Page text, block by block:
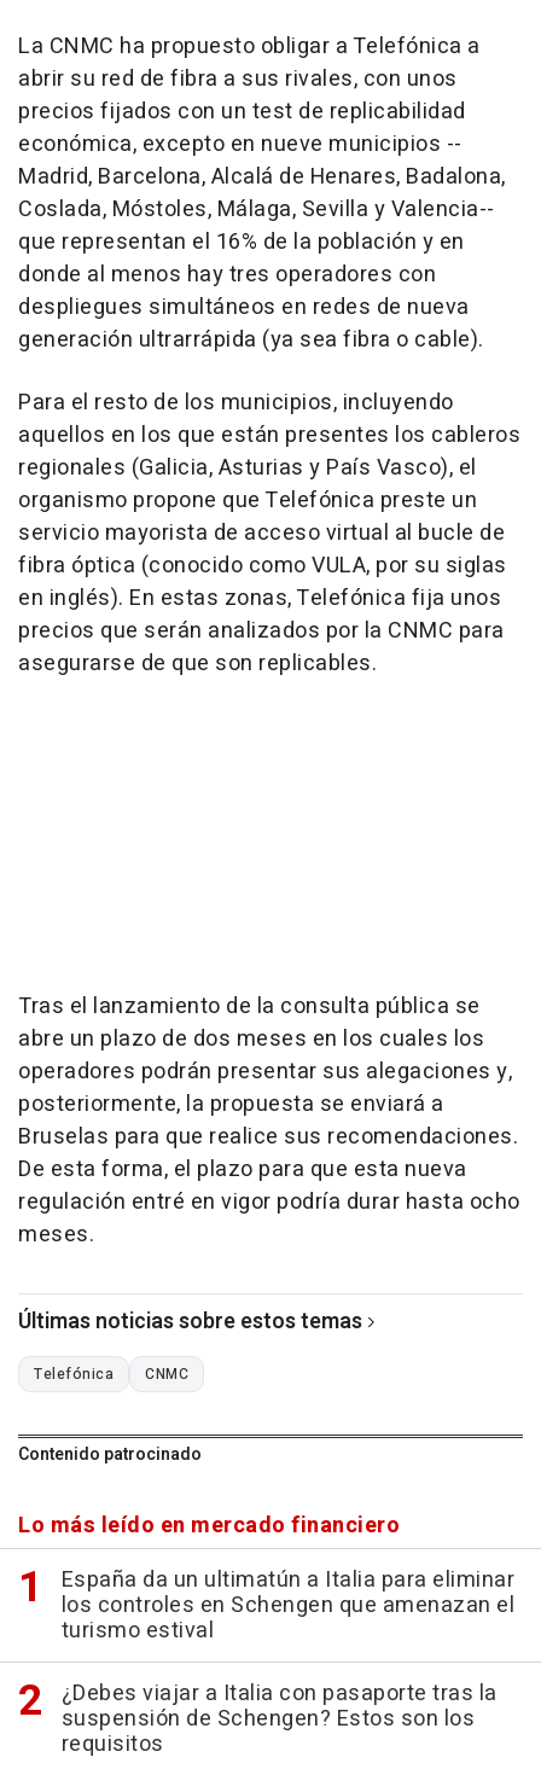
La CNMC ha propuesto obligar a Telefónica a
abrir su red de fibra a sus rivales, con unos
precios fijados con un test de replicabilidad
económica, excepto en nueve municipios --
Madrid, Barcelona, Alcalá de Henares, Badalona,
Coslada, Móstoles, Málaga, Sevilla y Valencia--
que representan el 16% de la población y en
donde al menos hay tres operadores con
despliegues simultáneos en redes de nueva
generación ultrarrápida (ya sea fibra o cable).
Para el resto de los municipios, incluyendo
aquellos en los que están presentes los cableros
regionales (Galicia, Asturias y País Vasco), el
organismo propone que Telefónica preste un
servicio mayorista de acceso virtual al bucle de
fibra óptica (conocido como VULA, por su siglas
en inglés). En estas zonas, Telefónica fija unos
precios que serán analizados por la CNMC para
asegurarse de que son replicables.
Tras el lanzamiento de la consulta pública se
abre un plazo de dos meses en los cuales los
operadores podrán presentar sus alegaciones y,
posteriormente, la propuesta se enviará a
Bruselas para que realice sus recomendaciones.
De esta forma, el plazo para que esta nueva
regulación entré en vigor podría durar hasta ocho
meses.
Últimas noticias sobre estos temas
Telefónica CNMC
Contenido patrocinado
Lo más leído en mercado financiero
España da un ultimatún a Italia para eliminar
los controles en Schengen que amenazan el
turismo estival
¿Debes viajar a Italia con pasaporte tras la
suspensión de Schengen? Estos son los
requisitos